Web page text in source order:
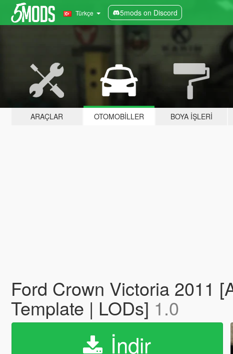
Türkçe 5mods on Discord
ARAÇLAR OTOMOBILLER BOYA İŞLERI
Ford Crown Victoria 2011
Template | LODs] 1.0
İndir